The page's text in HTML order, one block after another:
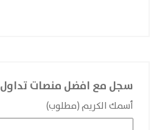
سجل مع افضل منصات تداول
أسمك الكريم (مطلوب)